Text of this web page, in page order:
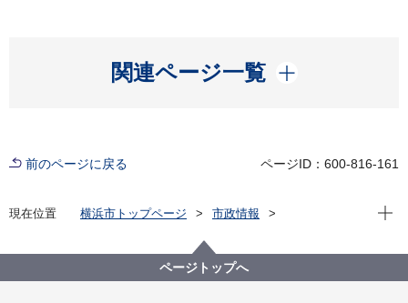
関連ページ一覧
開く
前のページに戻る ページID：600-816-161
現在位置 横浜市トップページ
市政情報
脱炭素・GREEN×EXPO推進局
記者発表 2023年度
横浜市SDGs認証制度Y-SDGs第10回認証事業者を決定
現在
ページトップへ